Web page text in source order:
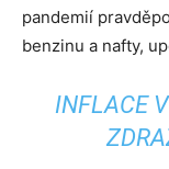
pandemií
benzinu a nafty,
INFLACE